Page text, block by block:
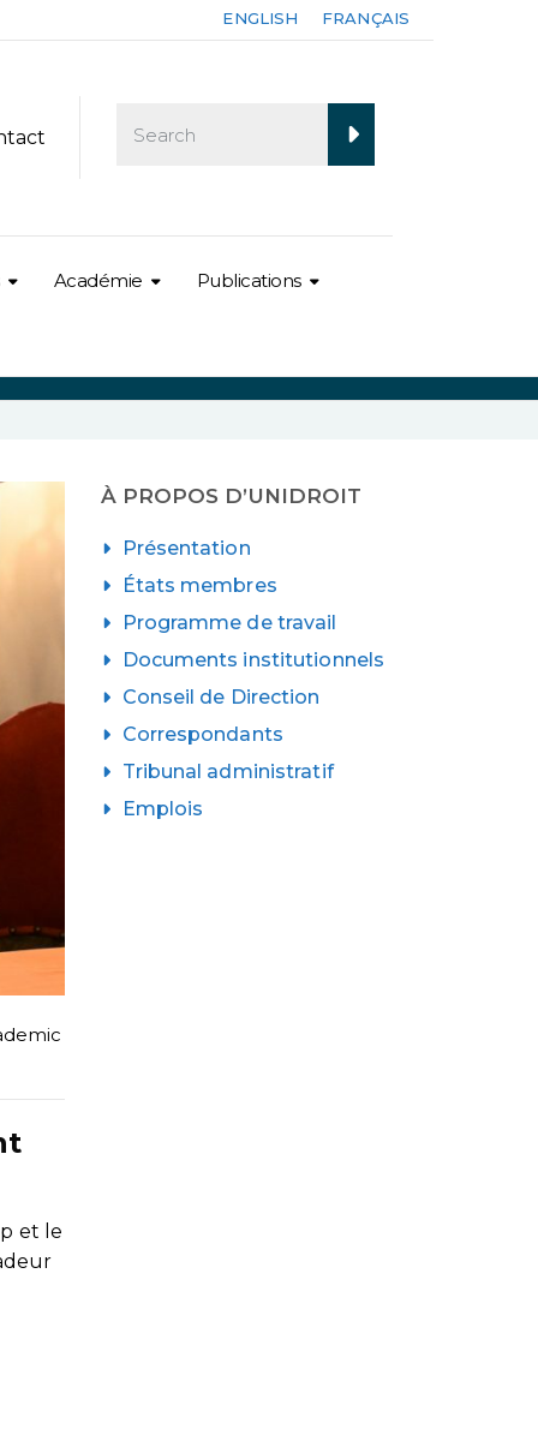
ENGLISH FRANÇAIS
Académie Publications
et le
À PROPOS D’UNIDROIT
Présentation
États membres
Programme de travail
Documents institutionnels
Conseil de Direction
Correspondants
Tribunal administratif
Emplois